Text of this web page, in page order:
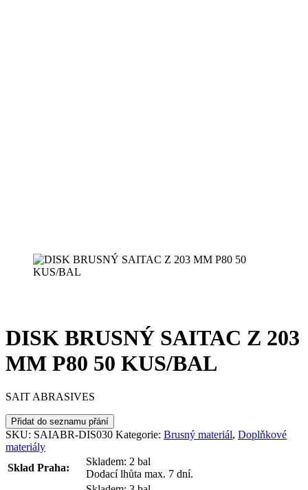
DISK BRUSNÝ SAITAC Z 203
MM P80 50 KUS/BAL
SAIT ABRASIVES
Přidat do seznamu přání
SKU: SAIABR-DIS030 Kategorie: Brusný materiál, Doplňkové
materiály
Sklad Praha:
Skladem: 2 bal
Dodací lhůta max. 7 dní.